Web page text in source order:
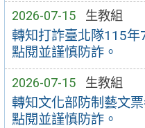
2026-07-15 生教組
轉知打詐臺北隊115
點閱並謹慎防詐。
2026-07-15 生教組
轉知文化部防制藝文
點閱並謹慎防詐。